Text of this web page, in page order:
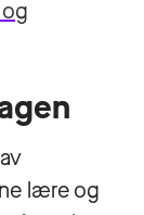
lære og